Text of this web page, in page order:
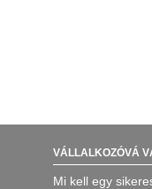
VÁLLALKOZÓVÁ
Mi kell egy